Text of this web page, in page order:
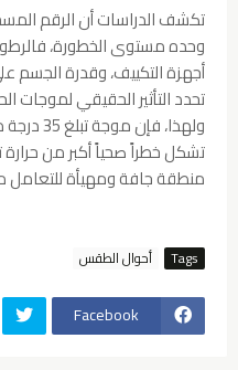
تكشف الدراسات أن الرقم
وحده مستوى الخطورة،
أجهزة التكييف، وقدرة الجسم
تحدد التأثير الحقيقي لموجات
ولهذا،
منطقة جافة ومهيأة للتعامل
Tags أحوال الطقس
Facebook